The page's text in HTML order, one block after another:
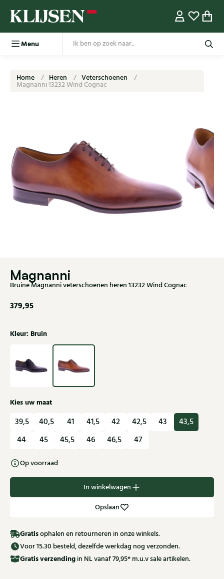
Menu
Home Heren Veterschoenen
Magnanni 13232 Wind Cognac
Magnanni
Bruine Magnanni veterschoenen heren 13232 Wind Cognac
379,95
Kleur: Bruin
Kies uw maat
39,5 40,5 41 41,5 42 42,5 43
43,5
44
45 45,5 46 46,5 47
Op voorraad
In winkelwagen
Opslaan
Gratisophalen en retourneren in onze winkels.
Voor 15.30 besteld, dezelfde werkdag nog verzonden.
Gratisverzending in NL vanaf 79,95* m.u.v sale artikelen.